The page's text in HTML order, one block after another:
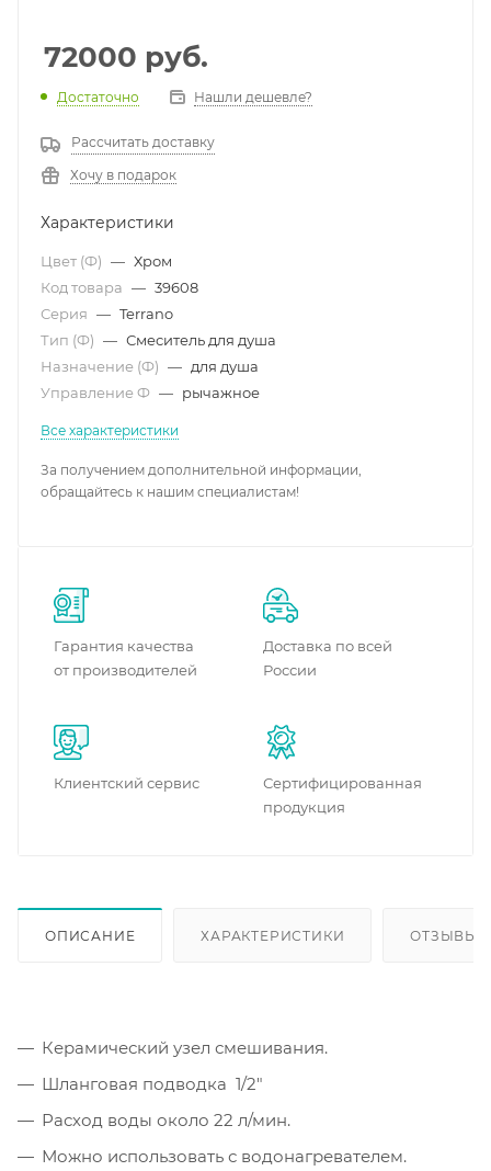
72000 руб.
Достаточно Нашли дешевле?
Рассчитать доставку
Хочу в подарок
Характеристики
Цвет (Ф) — Хром
Код товара — 39608
Серия — Terrano
Тип (Ф) — Смеситель для душа
Назначение (Ф) — для душа
Управление Ф — рычажное
Все характеристики
За получением дополнительной информации,
обращайтесь к нашим специалистам!
Гарантия качества
от производителей
Доставка по всей
России
Клиентский сервис
Сертифицированная
продукция
ОПИСАНИЕ ХАРАКТЕРИСТИКИ ОТЗЫВЫ
Керамический узел смешивания.
Шланговая подводка 1/2"
Расход воды около 22 л/мин.
Можно использовать с водонагревателем.